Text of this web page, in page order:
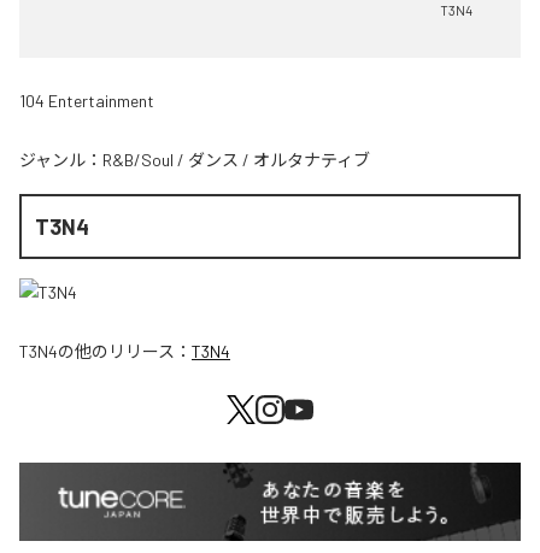
T3N4
104 Entertainment
ジャンル： R&B/Soul / ダンス / オルタナティブ
T3N4
T3N4の他のリリース： T3N4